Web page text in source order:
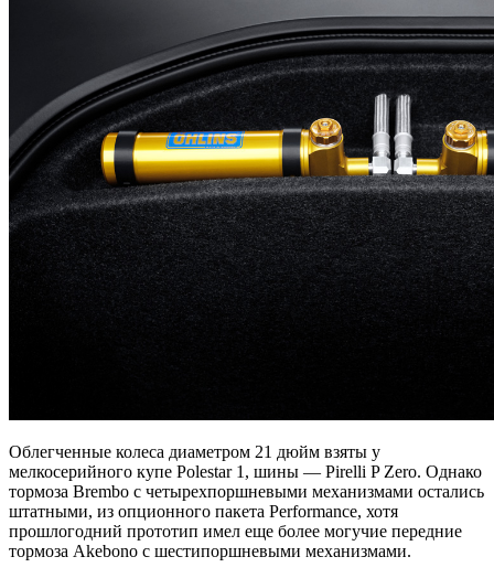
Облегченные колеса диаметром 21 дюйм взяты у
мелкосерийного купе Polestar 1, шины — Pirelli P Zero. Однако
тормоза Brembo с четырехпоршневыми механизмами остались
штатными, из опционного пакета Performance, хотя
прошлогодний прототип имел еще более могучие передние
тормоза Akebono с шестипоршневыми механизмами.